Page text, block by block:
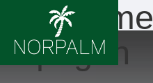
Betale
impugan